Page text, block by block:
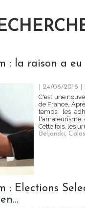
: la raison a eu
| 24/06/2016
C'est une
de France.
temps, les
l'amateurisme
Cette fois, les
Beljanski, Calas
: Elections